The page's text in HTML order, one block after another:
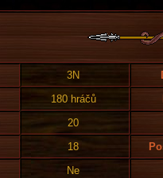
3N
180 hráčů
20
18
Ne